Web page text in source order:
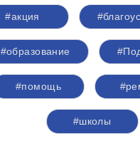
#акция
#образование
#помощь
#школы